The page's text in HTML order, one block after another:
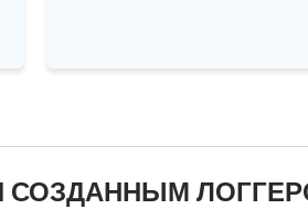
СОЗДАННЫМ